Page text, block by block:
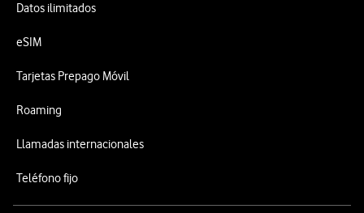
Datos ilimitados
eSIM
Tarjetas Prepago Móvil
Roaming
Llamadas internacionales
Teléfono fijo